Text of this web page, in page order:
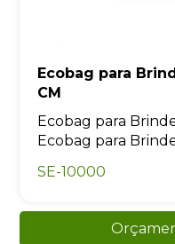
Ecobag para
CM
Ecobag para
Ecobag para
SE-10000